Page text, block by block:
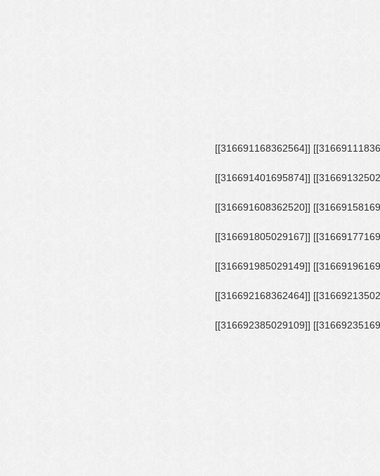
[[316691045029243]] [[316691088362572]] [[316691118362569]] [[316691168362564]]
[[316691271695887]] [[316691301695884]] [[316691325029215]] [[316691401695874]]
[[316691525029195]] [[316691551695859]] [[316691581695856]] [[316691608362520]]
[[316691701695844]] [[316691725029175]] [[316691771695837]] [[316691805029167]]
[[316691915029156]] [[316691938362487]] [[316691961695818]] [[316691985029149]]
[[316692091695805]] [[316692118362469]] [[316692135029134]] [[316692168362464]]
[[316692268362454]] [[316692315029116]] [[316692351695779]] [[316692385029109]]